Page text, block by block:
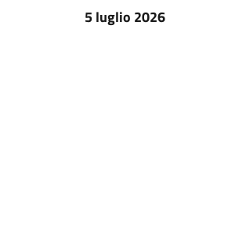
5 luglio 2026